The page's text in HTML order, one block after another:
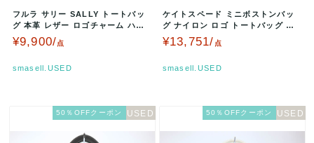
フルラ サリー SALLY トートバッ
グ 本革 レザー ロゴチャーム ハン
ドバッグ 鞄 ブランド レ…
¥9,900/点
smasell.USED
ケイトスペード ミニボストンバッ
グ ナイロン ロゴ トートバッグ 鞄
ブランド レディース グリーン…
¥13,751/ 点
smasell.USED
50％OFFクーポン 50％OFFクーポン